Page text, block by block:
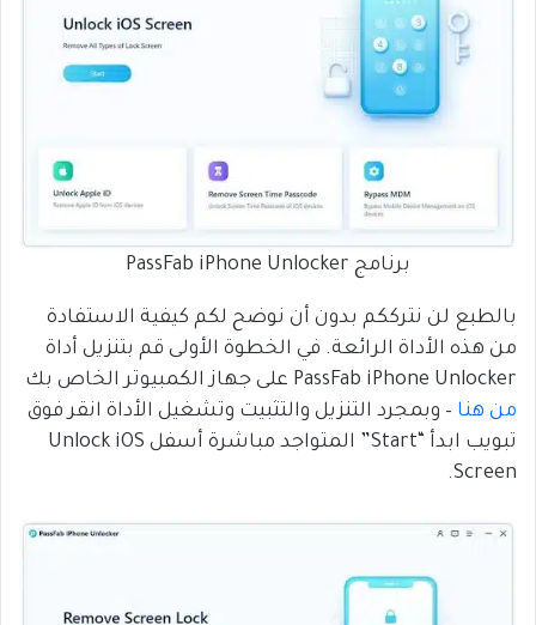
برنامج PassFab iPhone Unlocker
بالطبع لن نترككم بدون أن نوضح لكم كيفية الاستفادة
من هذه الأداة الرائعة. في الخطوة الأولى قم بتنزيل أداة
PassFab iPhone Unlocker على جهاز الكمبيوتر الخاص بك
من هنا – وبمجرد التنزيل والتثبيت وتشغيل الأداة انقر فوق
تبويب ابدأ “Start” المتواجد مباشرة أسفل Unlock iOS
Screen.